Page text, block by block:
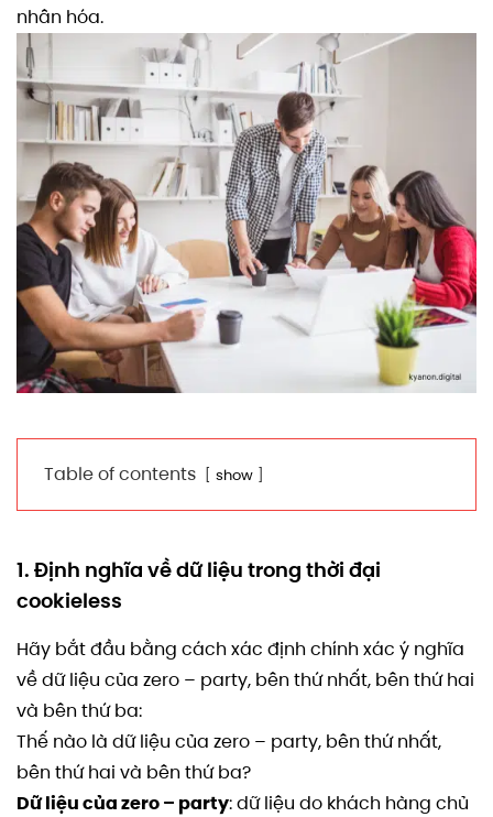
nhân hóa.
Table of contents show
1. Định nghĩa về dữ liệu trong thời đại
cookieless
Hãy bắt đầu bằng cách xác định chính xác ý nghĩa
về dữ liệu của zero – party, bên thứ nhất, bên thứ hai
và bên thứ ba:
Thế nào là dữ liệu của zero – party, bên thứ nhất,
bên thứ hai và bên thứ ba?
Dữ liệu của zero – party: dữ liệu do khách hàng chủ